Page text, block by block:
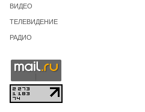
ВИДЕО
ТЕЛЕВИДЕНИЕ
РАДИО